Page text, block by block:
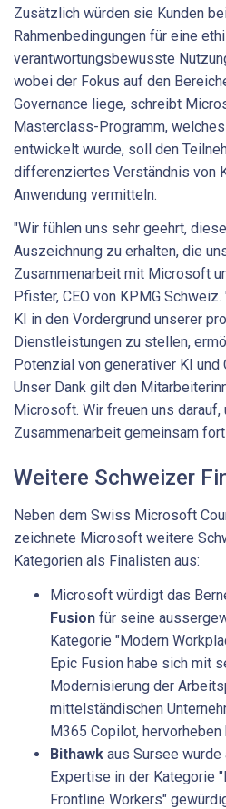
Zusätzlich würden sie Kunden
Rahmenbedingungen für eine
verantwortungsbewusste
wobei der Fokus auf den
Governance liege, schreibt
Masterclass-Programm,
entwickelt wurde, soll den
differenziertes Verständnis von
Anwendung vermitteln.
"Wir fühlen uns sehr geehrt,
Auszeichnung zu erhalten, die
Zusammenarbeit mit Microsoft
Pfister, CEO von KPMG
KI in den Vordergrund unserer
Dienstleistungen zu stellen,
Potenzial von generativer KI
Unser Dank gilt den
Microsoft. Wir freuen uns
Zusammenarbeit gemeinsam
Weitere Schweizer
Neben dem Swiss Microsoft
zeichnete Microsoft weitere
Kategorien als Finalisten aus:
Microsoft würdigt das
Fusion für seine
Kategorie "Modern
Epic Fusion habe sich mit
Modernisierung der
mittelständischen
M365 Copilot, hervorheben
Bithawk aus Sursee
Expertise in der Kategorie
Frontline Workers"